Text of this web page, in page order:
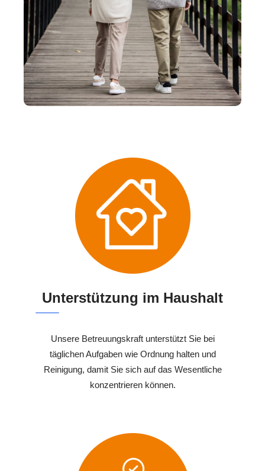
Unterstützung im Haushalt
Unsere Betreuungskraft unterstützt Sie bei
täglichen Aufgaben wie Ordnung halten und
Reinigung, damit Sie sich auf das Wesentliche
konzentrieren können.